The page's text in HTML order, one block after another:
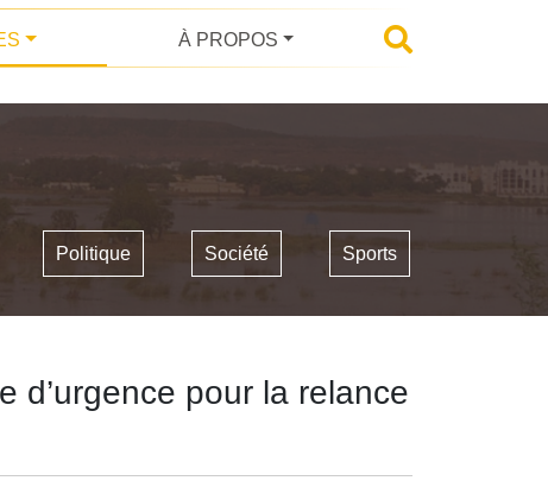
À PROPOS
Politique Société Sports
d’urgence pour la relance